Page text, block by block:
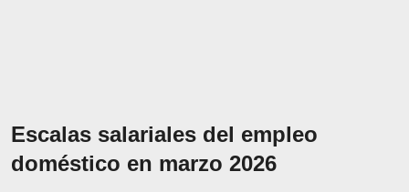
Escalas salariales del empleo
doméstico en marzo 2026